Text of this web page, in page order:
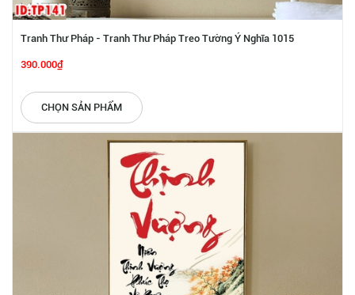
Tranh Thư Pháp - Tranh Thư Pháp Treo Tường Ý Nghĩa 1015
390.000₫
CHỌN SẢN PHẨM